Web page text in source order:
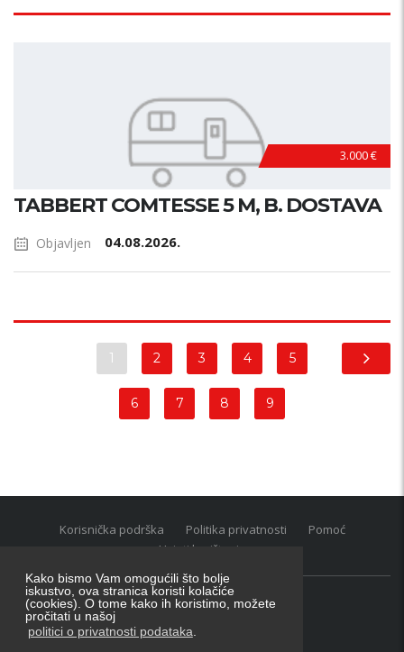
Kako bismo Vam omogućili što bolje
iskustvo, ova stranica koristi kolačiće
(cookies). O tome kako ih koristimo, možete
pročitati u našoj
politici o privatnosti podataka
3.000 €
TABBERT COMTESSE 5 M, B. DOSTAVA
Objavljen 04.08.2026.
1 2 3 4 5
6 7 8 9
Korisnička podrška Politika privatnosti
Pomoć
Uvjeti korištenja
Oglasnik grupacija:posao.hr|oglasnik.hr|auti.hr
Tečaj za konverziju u EUR valutu: 1 euro = 7.53450 kn